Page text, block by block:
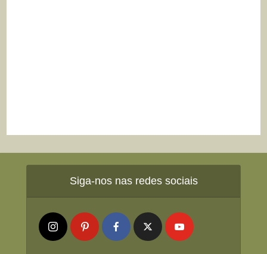
Siga-nos nas redes sociais